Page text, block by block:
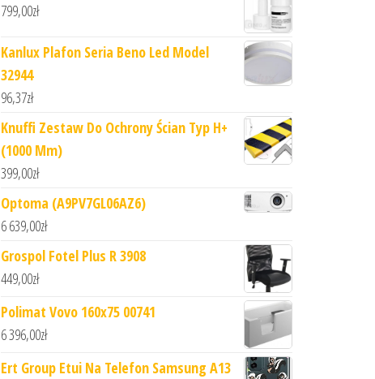
799,00zł
Kanlux Plafon Seria Beno Led Model
32944
96,37zł
Knuffi Zestaw Do Ochrony Ścian Typ H+
(1000 Mm)
399,00zł
Optoma (A9PV7GL06AZ6)
6 639,00zł
Grospol Fotel Plus R 3908
449,00zł
Polimat Vovo 160x75 00741
6 396,00zł
Ert Group Etui Na Telefon Samsung A13